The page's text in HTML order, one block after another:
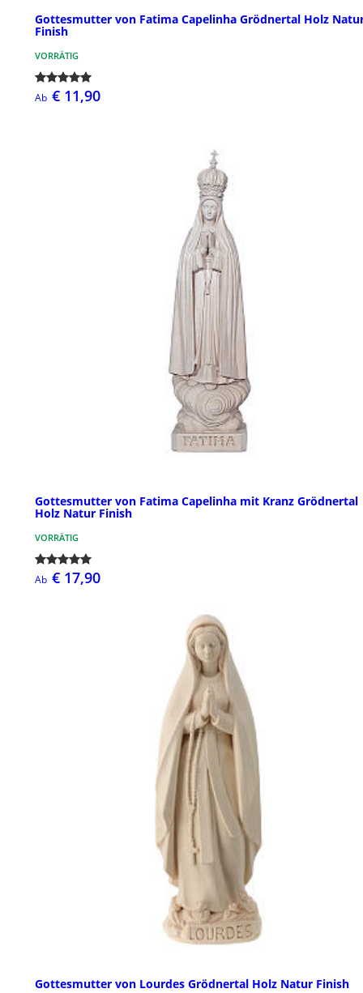
Gottesmutter von Fatima Capelinha Grödnertal Holz
Finish
VORRÄTIG
Ab € 11,90
Gottesmutter von Fatima Capelinha mit Kranz Grödnertal
Holz Natur Finish
VORRÄTIG
Ab € 17,90
Gottesmutter von Lourdes Grödnertal Holz Natur Finish